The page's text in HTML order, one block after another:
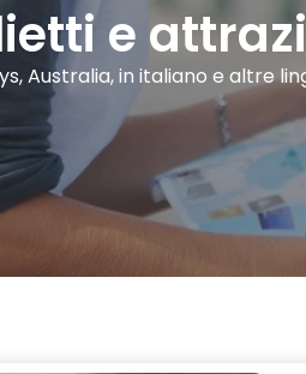
e
Australia, in italiano e altre